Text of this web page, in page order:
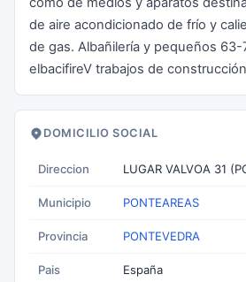
de aire acondicionado de frío y
de gas. Albañilería y pequeños
elbacifireV trabajos de construcción
DOMICILIO SOCIAL
Direccion LUGAR VALVOA 31
Municipio PONTEAREAS
Provincia PONTEVEDRA
Pais España